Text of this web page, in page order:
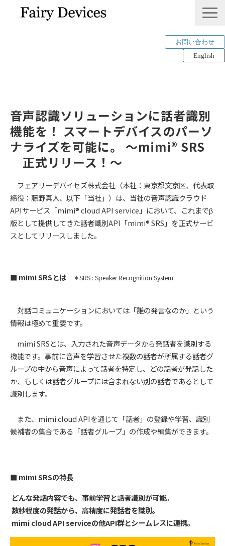
お問い合わせ
English
AI解析
mimi®︎
COMPANY
IP＆PUBLICATION
Tech Blog
音声認識ソリューションに話者識別
機能を！ スマートデバイスのパーソ
ナライズを可能に。 ～mimi® SRS
正式リリース！～
フェアリーデバイセズ株式会社（本社：東京都文京区、代表取
締役：藤野真人、以下「当社」）は、当社の音声認識クラウド
APIサービス「mimi® cloud API service」において、これまでβ
版として提供してきた話者識別API「mimi® SRS」を正式サービ
スとしてリリースしました。
■ mimi SRSとは ＊SRS : Speaker Recognition System
対話コミュニケーションにおいては「誰の発言なのか」という
情報は極めて重要です。
mimi SRSとは、入力された音声データから発話者を識別する
機能です。事前に音声を学習させた複数の話者が所属する話者グ
ループの中から音声によって話者を特定し、どの話者が発話した
か、もしくは話者グループには含まれない別の話者であるとして
識別します。
また、mimi cloud APIを通じて「話者」の登録や学習、識別
候補者の集合である「話者グループ」の作成や編集ができます。
■ mimi SRSの特長
どんな発話内容でも、事前学習と話者識別が可能。
数秒程度の発話から、高精度に発話者を識別。
mimi cloud API serviceの他API群とシームレスに連携。